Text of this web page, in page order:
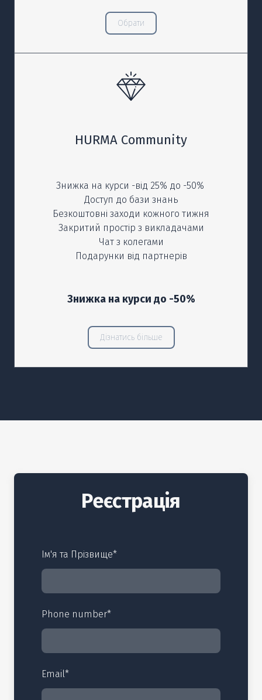
Обрати
HURMA Community
Знижка на курси -від 25% до -50%
Доступ до бази знань
Безкоштовні заходи кожного тижня
Закритий простір з викладачами
Чат з колегами
Подарунки від партнерів
Знижка на курси до -50%
Дізнатись більше
Реєстрація
Ім'я та Прізвище*
Phone number*
Email*